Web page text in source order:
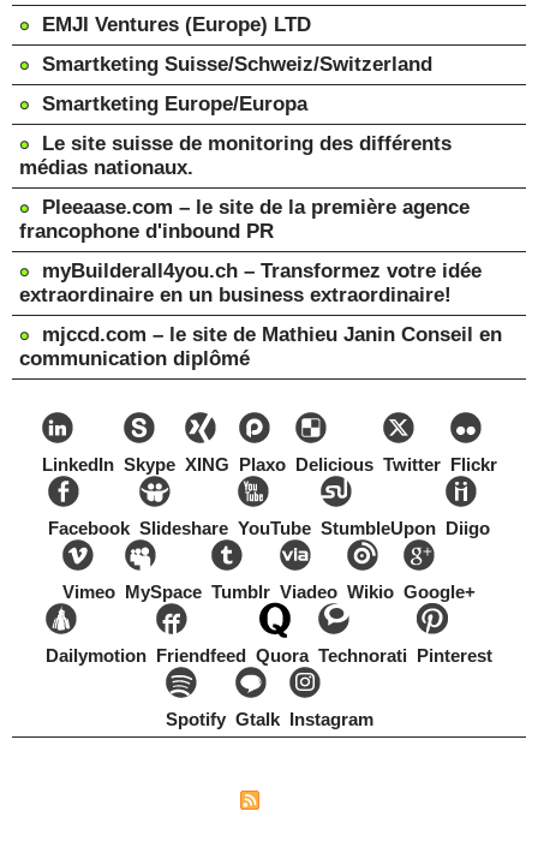
EMJI Ventures (Europe) LTD
Smartketing Suisse/Schweiz/Switzerland
Smartketing Europe/Europa
Le site suisse de monitoring des différents
médias nationaux.
Pleeaase.com – le site de la première agence
francophone d'inbound PR
myBuilderall4you.ch – Transformez votre idée
extraordinaire en un business extraordinaire!
mjccd.com – le site de Mathieu Janin Conseil en
communication diplômé
LinkedIn Skype XING Plaxo Delicious Twitter Flickr
Facebook Slideshare YouTube StumbleUpon Diigo
Vimeo MySpace Tumblr Viadeo Wikio Google+
Dailymotion Friendfeed Quora Technorati Pinterest
Spotify Gtalk Instagram